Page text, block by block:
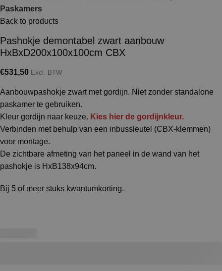
Paskamers
Back to products
Pashokje demontabel zwart aanbouw
HxBxD200x100x100cm CBX
€531,50 Excl. BTW
Aanbouwpashokje zwart met gordijn. Niet zonder standalone
paskamer te gebruiken.
Kleur gordijn naar keuze. Kies hier de gordijnkleur.
Verbinden met behulp van een inbussleutel (CBX-klemmen)
voor montage.
De zichtbare afmeting van het paneel in de wand van het
pashokje is HxB138x94cm.
Bij 5 of meer stuks kwantumkorting.